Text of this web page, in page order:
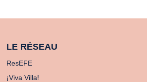
LE RÉSEAU
ResEFE
¡Viva Villa!